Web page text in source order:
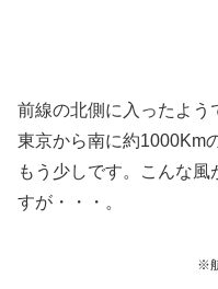
前線の北側に入ったよう
東京から南に約1000Km
もう少しです。こんな
すが・・・。
※